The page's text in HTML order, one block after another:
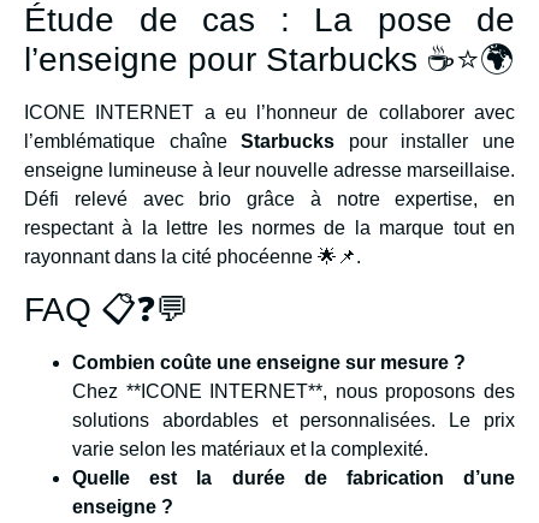
Étude de cas : La pose de
l’enseigne pour Starbucks ☕⭐🌍
ICONE INTERNET a eu l’honneur de collaborer avec
l’emblématique chaîneStarbucks pour installer une
enseigne lumineuse à leur nouvelle adresse marseillaise.
Défi relevé avec brio grâce à notre expertise, en
respectant à la lettre les normes de la marque tout en
rayonnant dans la cité phocéenne 🌟📌.
FAQ 📋❓💬
Combien coûte une enseigne sur mesure ?
Chez **ICONE INTERNET**, nous proposons des
solutions abordables et personnalisées. Le prix
varie selon les matériaux et la complexité.
Quelle est la durée de fabrication d’une
enseigne ?